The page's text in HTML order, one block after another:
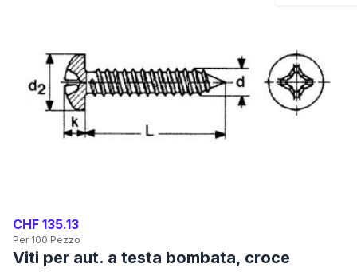
CHF 135.13
Per 100 Pezzo
Viti per aut. a testa bombata, croce